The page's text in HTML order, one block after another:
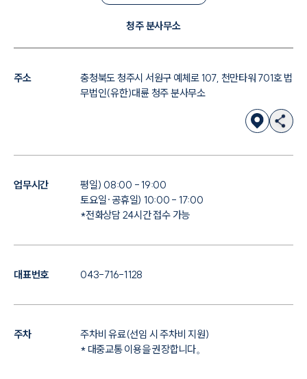
청주 분사무소
주소
충청북도 청주시 서원구 예체로 107, 천만타워 701호 법
무법인(유한)대륜 청주 분사무소
업무시간
평일) 08:00 - 19:00
토요일·공휴일) 10:00 - 17:00
*전화상담 24시간 접수 가능
대표번호 043-716-1128
주차
주차비 유료(선임 시 주차비 지원)
* 대중교통 이용을 권장합니다。